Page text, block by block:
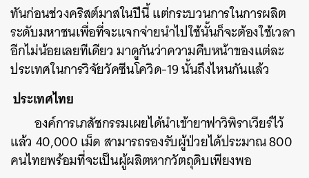
ทันก่อนช่วงคริสต์มาสในปีนี้ แต่กระบวนการในการผลิต
ระดับมหาชนเพื่อที่จะแจกจ่ายนำไปใช้นั้นก็จะต้องใช้เวลา
อีกไม่น้อยเลยทีเดียว มาดูกันว่าความคืบหน้าของแต่ละ
ประเทศในการวิจัยวัคซีนโควิด-19 นั้นถึงไหนกันแล้ว
ประเทศไทย
องค์การเภสัชกรรมเผยได้นำเข้ายาฟาวิพิราเวียร์ไว้
แล้ว 40,000เม็ดสามารถรองรับผู้ป่วยได้ประมาณ800
คนไทยพร้อมที่จะเป็นผู้ผลิตหากวัตถุดิบเพียงพอ